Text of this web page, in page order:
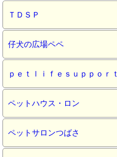
ＴＤＳＰ
仔犬の広場ペペ
ｐｅｔｌｉｆｅｓｕｐｐｏｒｔ
ペットハウス・ロン
ペットサロンつばさ